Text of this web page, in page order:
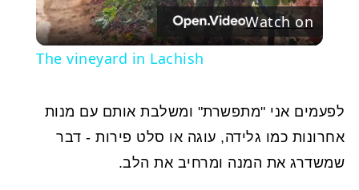
Video
Watch on
The vineyard in Lachish
לפעמים אני "מתפשרת" ומשלבת אותם עם מנות
אחרונות כמו גלידה, עוגה או סלט פירות - דבר
שמשדרג את המנה ומרחיב את הלב.